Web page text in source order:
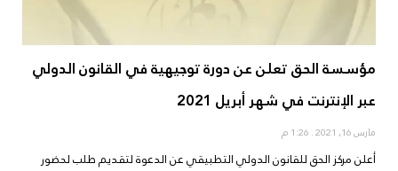
مؤسسة الحق تعلن عن دورة توجيهية في القانون الدولي
عبر الإنترنت في شهر أبريل 2021
مارس 16, 2021
أعلن مركز الحق للقانون الدولي التطبيقي عن الدعوة لتقديم طلب لحضور